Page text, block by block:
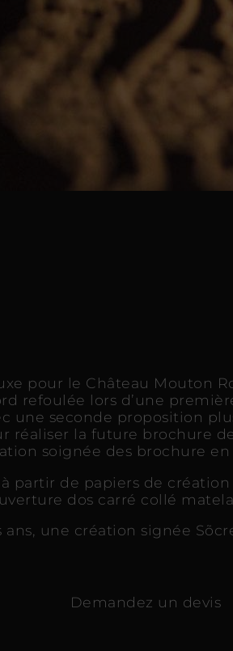
pour le Château Mouton
refoulée lors d’une
une seconde proposition
réaliser la future brochure
soignée des brochure en
partir de papiers de
dos carré collé
une création signée
Demandez un devis